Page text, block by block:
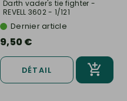
Darth vader's tie fighter -
REVELL 3602 - 1/121
Dernier article
9,50 €
DÉTAIL